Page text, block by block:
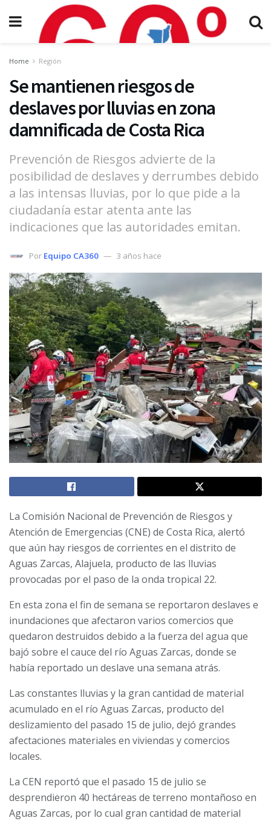
Home Región
Se mantienen riesgos de
deslaves por lluvias en zona
damnificada de Costa Rica
Prevención de Riesgos advierte de la
posibilidad de deslaves y derrumbes debido
a las intensas lluvias, por lo que pide a la
ciudadanía estar atenta ante las
indicaciones que las autoridades emitan.
Por Equipo CA360 3 años hace
La Comisión Nacional de Prevención de Riesgos y
Atención de Emergencias (CNE) de Costa Rica, alertó
que aún hay riesgos de corrientes en el distrito de
Aguas Zarcas, Alajuela, producto de las lluvias
provocadas por el paso de la onda tropical 22.
En esta zona el fin de semana se reportaron deslaves e
inundaciones que afectaron varios comercios que
quedaron destruidos debido a la fuerza del agua que
bajó sobre el cauce del río Aguas Zarcas, donde se
había reportado un deslave una semana atrás.
Las constantes lluvias y la gran cantidad de material
acumulado en el río Aguas Zarcas, producto del
deslizamiento del pasado 15 de julio, dejó grandes
afectaciones materiales en viviendas y comercios
locales.
La CEN reportó que el pasado 15 de julio se
desprendieron 40 hectáreas de terreno montañoso en
Aguas Zarcas, por lo cual gran cantidad de material